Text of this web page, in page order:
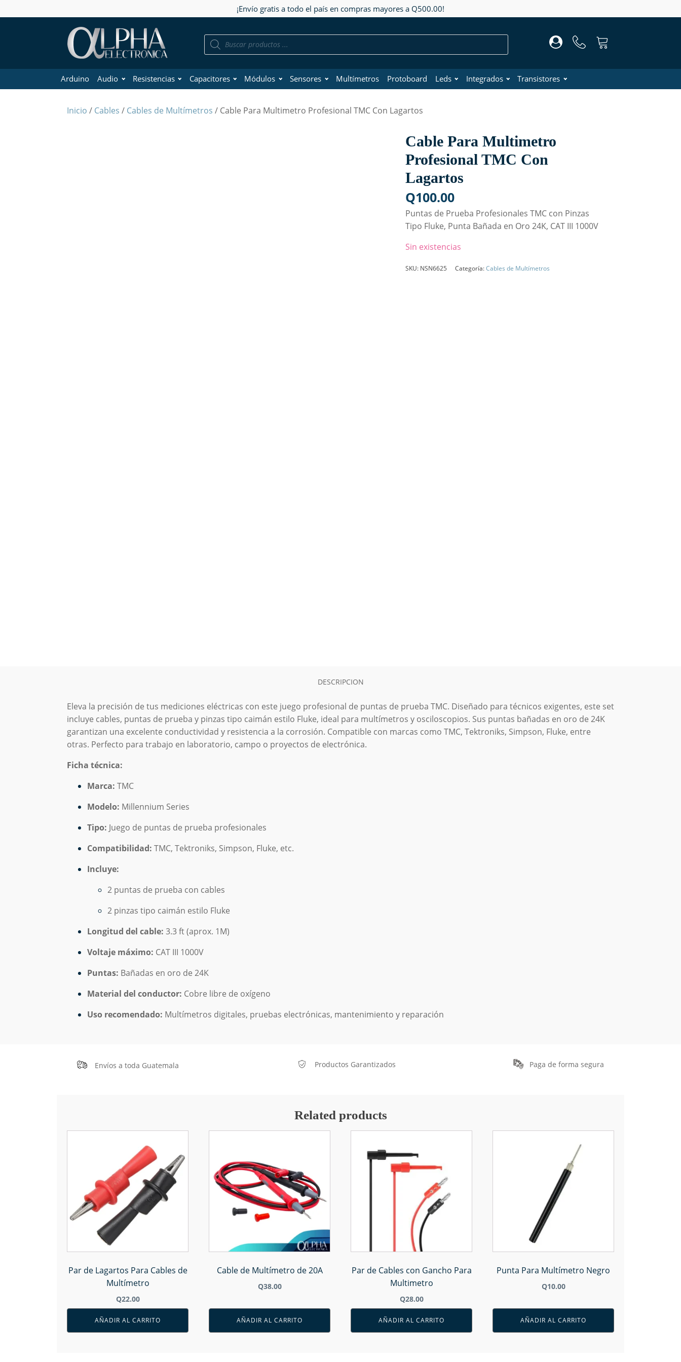
¡Envío gratis a todo el país en compras mayores a Q500.00!
Búsqueda
Arduino Audio Resistencias Capacitores Módulos Sensores Multímetros Protoboard Leds Integrados Transistores
Inicio / Cables / Cables de Multímetros / Cable Para Multimetro Profesional TMC Con Lagartos
Cable Para Multimetro
Profesional TMC Con
Lagartos
Q100.00
Puntas de Prueba Profesionales TMC con Pinzas
Tipo Fluke, Punta Bañada en Oro 24K, CAT III 1000V
Sin existencias
SKU: NSN6625 Categoría:Cables de Multímetros
DESCRIPCION
Eleva la precisión de tus mediciones eléctricas con este juego profesional de puntas de prueba TMC. Diseñado para técnicos exigentes, este set
incluye cables, puntas de prueba y pinzas tipo caimán estilo Fluke, ideal para multímetros y osciloscopios. Sus puntas bañadas en oro de 24K
garantizan una excelente conductividad y resistencia a la corrosión. Compatible con marcas como TMC, Tektroniks, Simpson, Fluke, entre
otras. Perfecto para trabajo en laboratorio, campo o proyectos de electrónica.
Ficha técnica:
Marca: TMC
Modelo: Millennium Series
Tipo: Juego de puntas de prueba profesionales
Compatibilidad: TMC, Tektroniks, Simpson, Fluke, etc.
Incluye:
2 puntas de prueba con cables
2 pinzas tipo caimán estilo Fluke
Longitud del cable: 3.3ft (aprox. 1M)
Voltaje máximo: CAT III 1000V
Puntas: Bañadas en oro de 24K
Material del conductor: Cobre libre de oxígeno
Uso recomendado: Multímetros digitales, pruebas electrónicas, mantenimiento y reparación
Envíos a toda Guatemala Productos Garantizados Paga de forma segura
Related products
Par de Lagartos Para Cables de
Multímetro
Q22.00
AÑADIR AL CARRITO
Cable de Multímetro de 20A
Q38.00
AÑADIR AL CARRITO
Par de Cables con Gancho Para
Multimetro
Q28.00
AÑADIR AL CARRITO
Punta Para Multímetro Negro
Q10.00
AÑADIR AL CARRITO